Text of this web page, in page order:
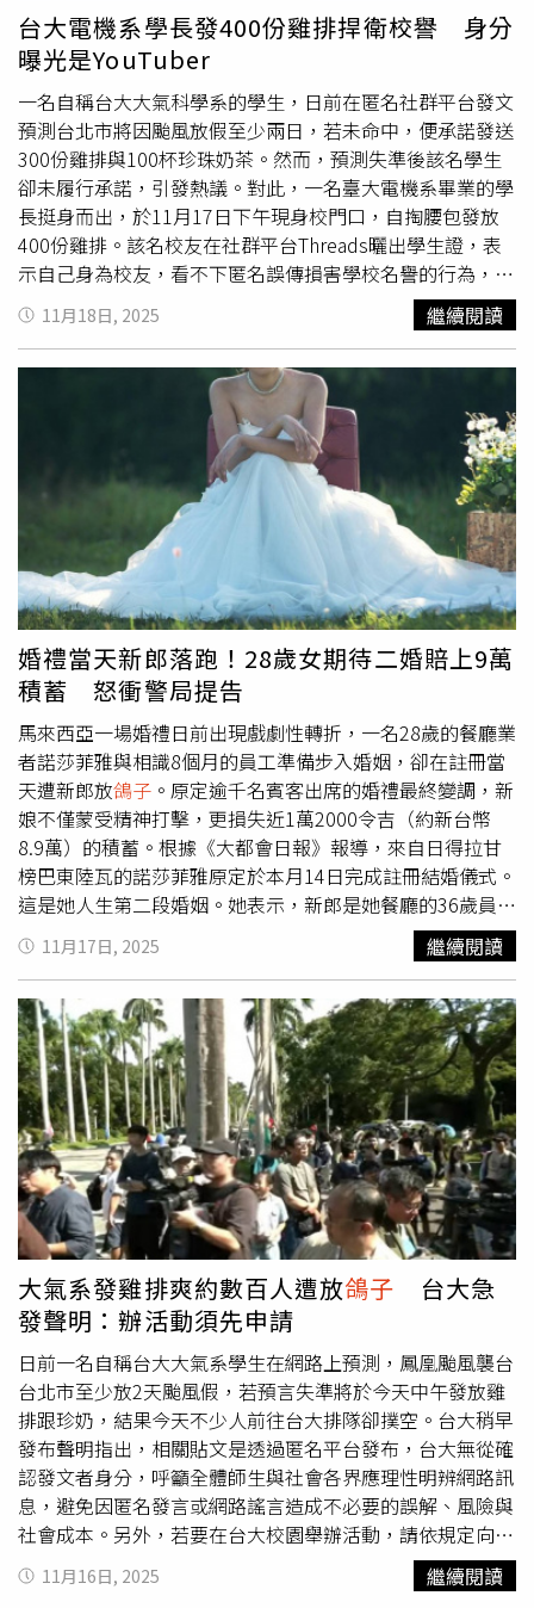
樂臉書）
AKB48的姐妹團，其中一位人氣成員菖蒲真凜在2021年突
然宣布退出團體活動，原因是「重大契約違規」，她也道歉
說：「我說出那些醜惡的話被曝光，是我自己的行為招來的
結果，我深深反省了。」雖然沒有公開詳細違規原因，但有
網友挖出她的私人IG，不僅貼出與男友的私密對話、私下追
星傑尼斯偶像，還截圖嘲笑同團成員，乖巧甜美形象全毀。
台大電機系學長發400份雞排捍衛校譽 身分
曝光是YouTuber
一名自稱台大大氣科學系的學生，日前在匿名社群平台發文
預測台北市將因颱風放假至少兩日，若未命中，便承諾發送
300份雞排與100杯珍珠奶茶。然而，預測失準後該名學生
卻未履行承諾，引發熱議。對此，一名臺大電機系畢業的學
長挺身而出，於11月17日下午現身校門口，自掏腰包發放
400份雞排。該名校友在社群平台Threads曬出學生證，表
示自己身為校友，看不下匿名誤傳損害學校名譽的行為，因
此決定代為履行承諾。他強調：「這雞排錢學長先幫你墊
了，台大的尊嚴遠遠不只這四百份雞排。」這位電機系學長
接受媒體採訪時指出，雖然無法確定發文者是否真為大氣系
學生，但該匿名貼文已對台大形象造成影響。他呼籲大眾在
網路上應理性看待匿名訊息，也建議未來發文應附上真實姓
名，以示負責。有眼尖的網友發現，這位學長其實是
YouTube頻道「雷夢遊戲頻道－檸檬愛玉」的經營者「紅
茶」，擁有1.6萬名訂閱者。被認出後，網友紛紛湧入他的
頻道詢問，他本人也在留言區現身比讚，證實發放雞排的就
是自己，迅速引來粉絲關注。不少網友在其頻道下留言表達
支持：「真男人，台大之光」、「紅茶帥爛，感謝你的雞
排」、「原來紅茶是台大之光」、「你真的是，謝謝你的大
方」、「真男人的雞排」。甚至有人直言：「送400份雞
排，那個放鴿子男他會有報應的。」不少網友認出該校友就
是YouTube頻道「雷夢遊戲頻道－檸檬愛玉」的網紅。（圖
／翻攝YouTube／雷夢遊戲頻道－檸檬愛玉）
11月18日, 2025 繼續閱讀
婚禮當天新郎落跑！28歲女期待二婚賠上9萬
積蓄 怒衝警局提告
馬來西亞一場婚禮日前出現戲劇性轉折，一名28歲的餐廳業
者諾莎菲雅與相識8個月的員工準備步入婚姻，卻在註冊當
天遭新郎放鴿子 。原定逾千名賓客出席的婚禮最終變調，新
娘不僅蒙受精神打擊，更損失近1萬2000令吉（約新台幣
8.9萬）的積蓄。根據《大都會日報》報導，來自日得拉甘
榜巴東陸瓦的諾莎菲雅原定於本月14日完成註冊結婚儀式。
這是她人生第二段婚姻。她表示，新郎是她餐廳的36歲員
工，兩人交往期間感情穩定，對方雖曾提及父親反對他們交
往，但未曾出現異常行為。「即使他父親反對，我們仍決定
結婚。他陪我挑選婚紗，婚禮前一晚還到我家，說一切照常
進行，沒想到會變成這樣。」諾莎菲雅透露，婚禮當日上午
她透過WhatsApp聯絡對方，訊息顯示已讀卻未獲回覆，從
此音訊全無。當日逾千名親友與賓客到場，新娘穿戴整齊準
備進行儀式，但新郎始終未現身。「帳篷、禮台、餐點、伴
手禮都準備好了，親友也都到了，我卻只能待在房間裡，直
到下午才脫下新娘服。」她指出，原訂於12月13日舉行的
婚宴邀請卡早已發出，但隨著新郎失聯，只能全面取消，所
有籌備化為泡影。「我損失了近1萬2000令吉的積蓄。父母
早逝，我在家中排行最小，只能依靠兄姐協助，如今也不知
該怎麼辦。」諾莎菲雅透露，自己與前夫在8個月前離婚，
育有一名5歲女兒，如今面對再次情感創傷，感到深受打擊
與羞辱。她坦言感到受騙，已就此事件前往古邦巴素警局報
案，並諮詢律師準備採取法律行動。
11月17日, 2025 繼續閱讀
大氣系發雞排爽約數百人遭放鴿子 台大急
發聲明：辦活動須先申請
日前一名自稱台大大氣系學生在網路上預測，鳳凰颱風襲台
台北市至少放2天颱風假，若預言失準將於今天中午發放雞
排跟珍奶，結果今天不少人前往台大排隊卻撲空。台大稍早
發布聲明指出，相關貼文是透過匿名平台發布，台大無從確
認發文者身分，呼籲全體師生與社會各界應理性明辨網路訊
息，避免因匿名發言或網路謠言造成不必要的誤解、風險與
社會成本。另外，若要在台大校園舉辦活動，請依規定向主
管單位提出申請。一名自稱台大大氣系的學生11月9日在臉
書粉專「黑特帝大」發文，賭上台大大氣系招牌，預測11月
11月16日, 2025 繼續閱讀